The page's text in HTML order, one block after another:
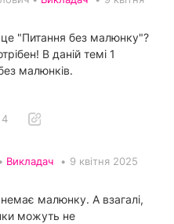
"Питання без малюнку"?
В даній темі 1
малюнків.
4
Викладач • 9 квітня 2025
малюнку. А взагалі,
можуть не